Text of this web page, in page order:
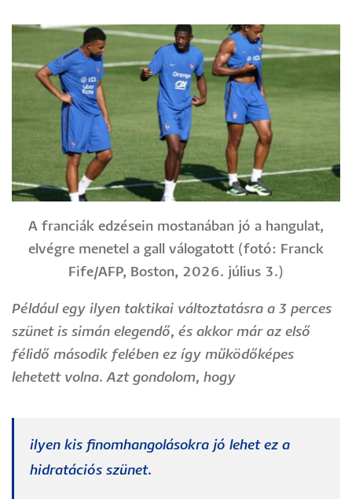
A franciák edzésein mostanában jó a hangulat,
elvégre menetel a gall válogatott (fotó: Franck
Fife/AFP, Boston, 2026. július 3.)
Például egy ilyen taktikai változtatásra a 3 perces
szünet is simán elegendő, és akkor már az első
félidő második felében ez így működőképes
lehetett volna. Azt gondolom, hogy
ilyen kis finomhangolásokra jó lehet ez a
hidratációs szünet.